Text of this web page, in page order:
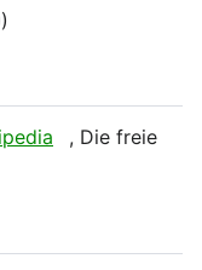
, Die freie